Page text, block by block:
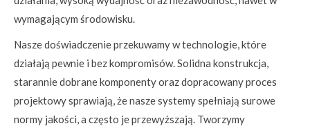
wymagającym środowisku.
Nasze doświadczenie przekuwamy w technologie, które
działają pewnie i bez kompromisów. Solidna konstrukcja,
starannie dobrane komponenty oraz dopracowany proces
projektowy sprawiają, że nasze systemy spełniają surowe
normy jakości, a często je przewyższają. Tworzymy